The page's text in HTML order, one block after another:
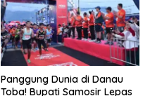
Panggung Dunia di Danau
Toba! Bupati Samosir Lepas